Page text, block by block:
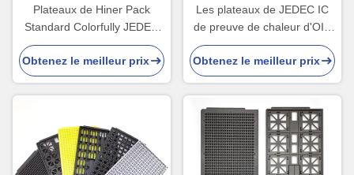
Plateaux de Hiner Pack
Standard Colorfully JEDEC
IC pour les composants
micro
Obtenez le meilleur prix
Les plateaux de JEDEC IC
de preuve de chaleur d'OIN
9001 protègent la norme de
PPE MPPO d'ESD de puce
Obtenez le meilleur prix